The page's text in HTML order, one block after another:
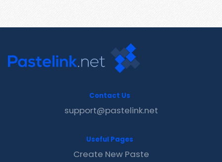
Contact Us
support@pastelink.net
Useful Pages
Create New Paste